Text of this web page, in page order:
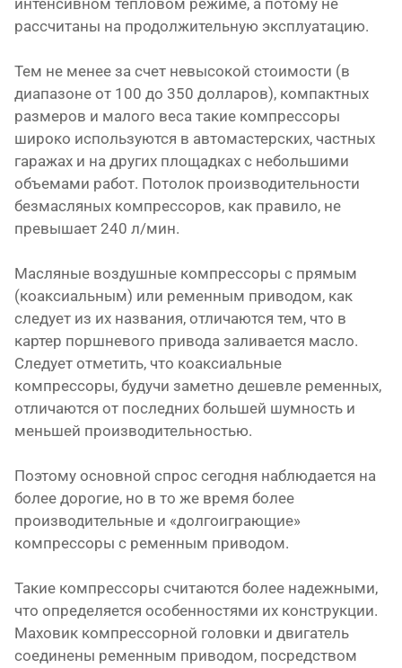
интенсивном тепловом режиме, а потому не
рассчитаны на продолжительную эксплуатацию.
Тем не менее за счет невысокой стоимости (в
диапазоне от 100 до 350 долларов), компактных
размеров и малого веса такие компрессоры
широко используются в автомастерских, частных
гаражах и на других площадках с небольшими
объемами работ. Потолок производительности
безмасляных компрессоров, как правило, не
превышает 240 л/мин.
Масляные воздушные компрессоры с прямым
(коаксиальным) или ременным приводом, как
следует из их названия, отличаются тем, что в
картер поршневого привода заливается масло.
Следует отметить, что коаксиальные
компрессоры, будучи заметно дешевле ременных,
отличаются от последних большей шумность и
меньшей производительностью.
Поэтому основной спрос сегодня наблюдается на
более дорогие, но в то же время более
производительные и «долгоиграющие»
компрессоры с ременным приводом.
Такие компрессоры считаются более надежными,
что определяется особенностями их конструкции.
Маховик компрессорной головки и двигатель
соединены ременным приводом, посредством